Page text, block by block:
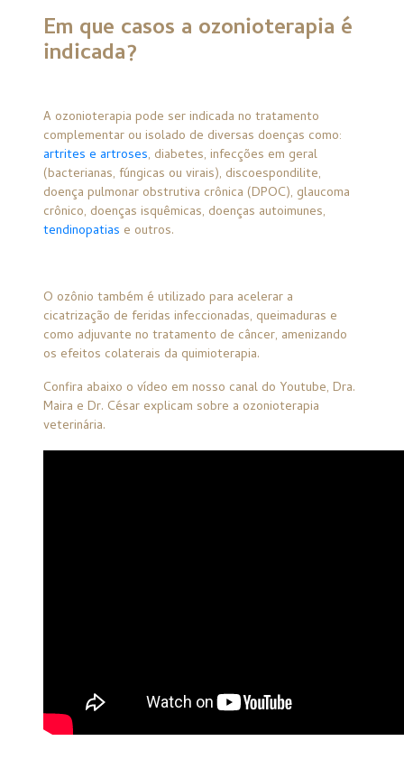
Em que casos a ozonioterapia é
indicada?
A ozonioterapia pode ser indicada no tratamento
complementar ou isolado de diversas doenças como:
artrites e artroses, diabetes, infecções em geral
(bacterianas, fúngicas ou virais), discoespondilite,
doença pulmonar obstrutiva crônica (DPOC), glaucoma
crônico, doenças isquêmicas, doenças autoimunes,
tendinopatias e outros.
O ozônio também é utilizado para acelerar a
cicatrização de feridas infeccionadas, queimaduras e
como adjuvante no tratamento de câncer, amenizando
os efeitos colaterais da quimioterapia.
Confira abaixo o vídeo em nosso canal do Youtube, Dra.
Maira e Dr. César explicam sobre a ozonioterapia
veterinária.